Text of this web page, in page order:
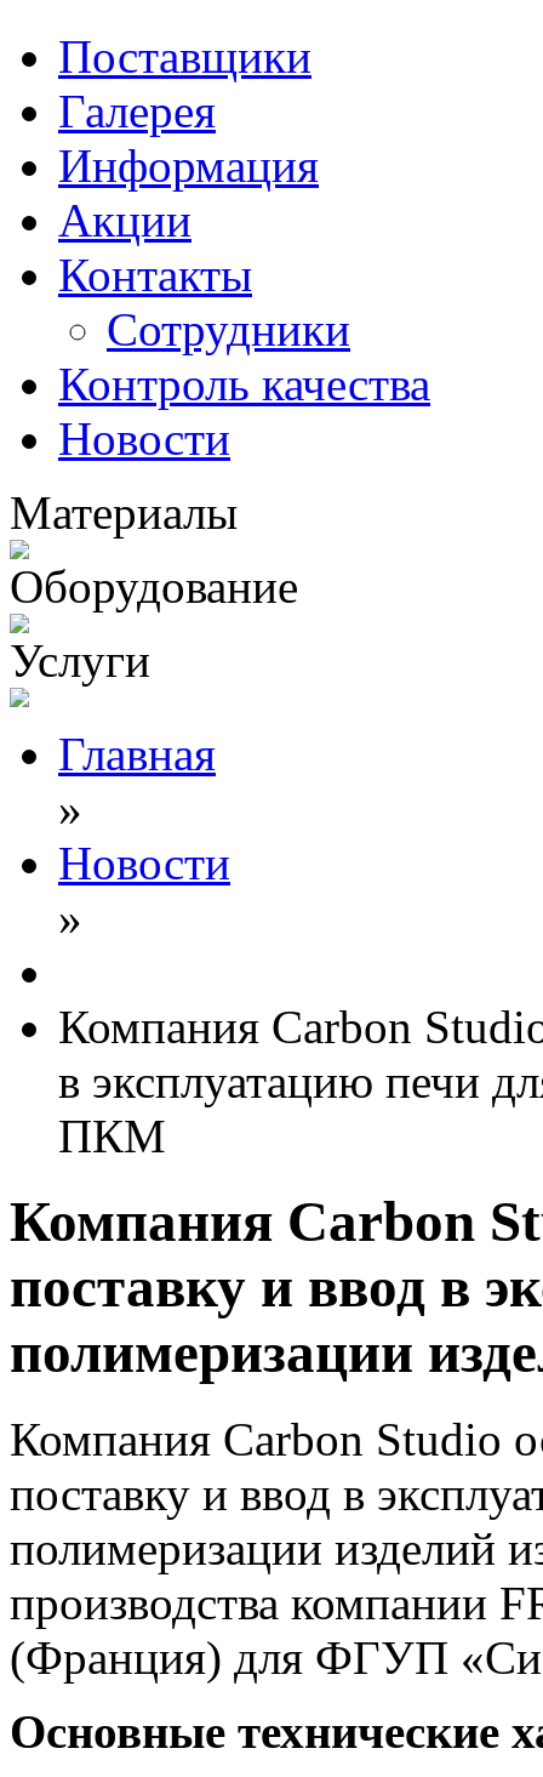
Поставщики
Галерея
Информация
Акции
Контакты
Сотрудники
Контроль качества
Новости
Материалы
Оборудование
Услуги
Главная
»
Новости
»
Компания Carbon
в эксплуатацию печи
ПКМ
Компания Carbon
поставку и ввод в
полимеризации
Компания Carbon Studio
поставку и ввод в
полимеризации изделий
производства компании
(Франция) для ФГУП
Основные технические